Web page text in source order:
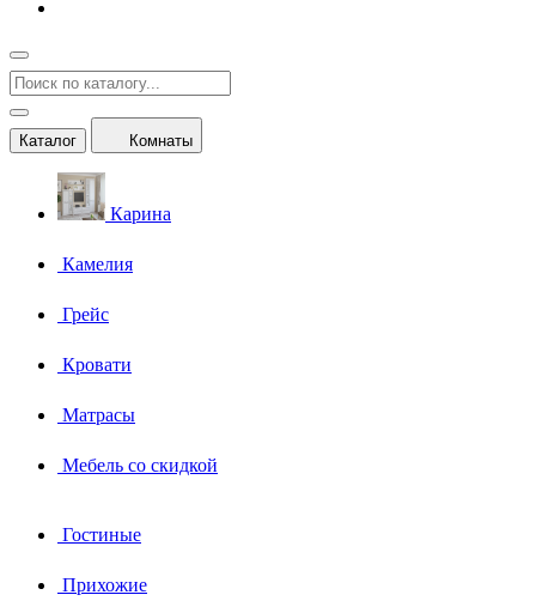
Каталог Комнаты
Карина
Камелия
Грейс
Кровати
Матрасы
Мебель со скидкой
Гостиные
Прихожие